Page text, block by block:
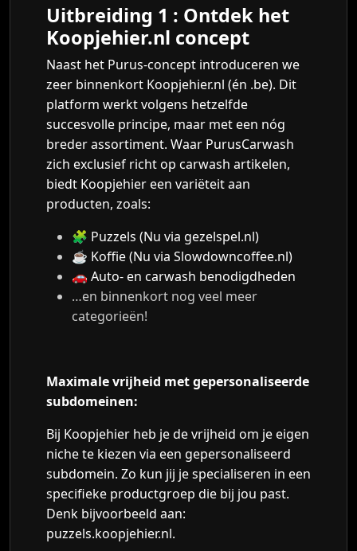
Uitbreiding 1 : Ontdek het
Koopjehier.nl concept
Naast het Purus-concept introduceren we
zeer binnenkort Koopjehier.nl (én .be). Dit
platform werkt volgens hetzelfde
succesvolle principe, maar met een nóg
breder assortiment. Waar PurusCarwash
zich exclusief richt op carwash artikelen,
biedt Koopjehier een variëteit aan
producten, zoals:
🧩 Puzzels (Nu via gezelspel.nl)
☕ Koffie (Nu via Slowdowncoffee.nl)
🚗 Auto- en carwash benodigdheden
…en binnenkort nog veel meer
categorieën!
Maximale vrijheid met gepersonaliseerde
subdomeinen:
Bij Koopjehier heb je de vrijheid om je eigen
niche te kiezen via een gepersonaliseerd
subdomein. Zo kun jij je specialiseren in een
specifieke productgroep die bij jou past.
Denk bijvoorbeeld aan:
puzzels.koopjehier.nl.